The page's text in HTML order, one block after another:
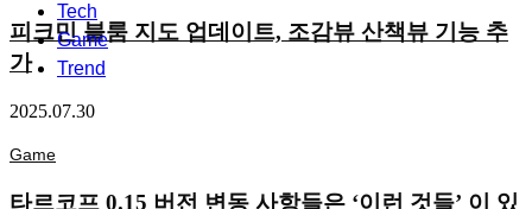
Tech
Game
Trend
피크민 블룸 지도 업데이트, 조감뷰 산책뷰 기능 추
가
2025.07.30
Game
타르코프 0.15 버전 변동 사항들은 ‘이런 것들’ 이 있